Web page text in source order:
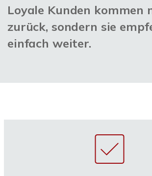
Loyale Kunden kommen
zurück, sondern sie
einfach weiter.